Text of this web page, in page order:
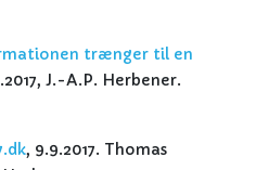
trænger til en
J.-A.P. Herbener.
, 9.9.2017. Thomas